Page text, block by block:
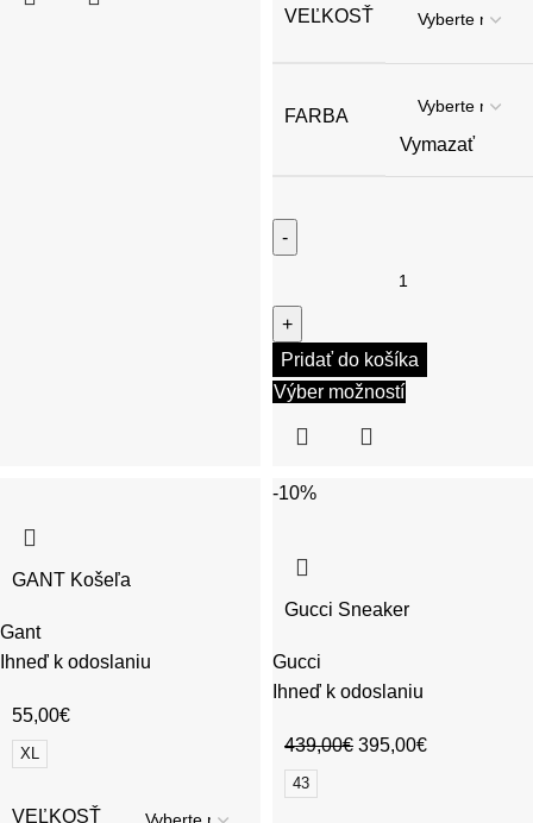
VEĽKOSŤ
FARBA
Vymazať
Pridať do košíka
Výber možností
GANT Košeľa
Gant
Ihneď k odoslaniu
55,00€
XL
VEĽKOSŤ
-10%
Gucci Sneaker
Gucci
Ihneď k odoslaniu
439,00€ 395,00€
43